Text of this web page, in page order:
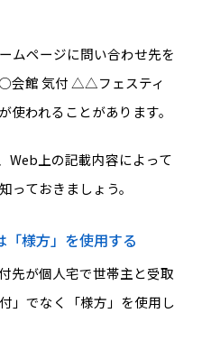
ムページに問い合わせ先を
会館 気付 △△フェスティ
われることがあります。
Web上の記載内容によって
っておきましょう。
様方」を使用する
先が個人宅で世帯主と受取
」でなく「様方」を使用し